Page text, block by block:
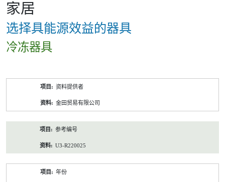
家居
选择具能源效益的器具
冷冻器具
资料提供者
金田贸易有限公司
参考编号
U3-R220025
年份